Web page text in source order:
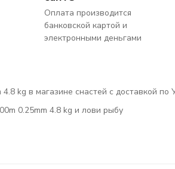
Оплата производится
банковской картой и
электронными деньгами
kg в магазине снастей с доставкой по
0.25mm 4.8 kg и лови рыбу